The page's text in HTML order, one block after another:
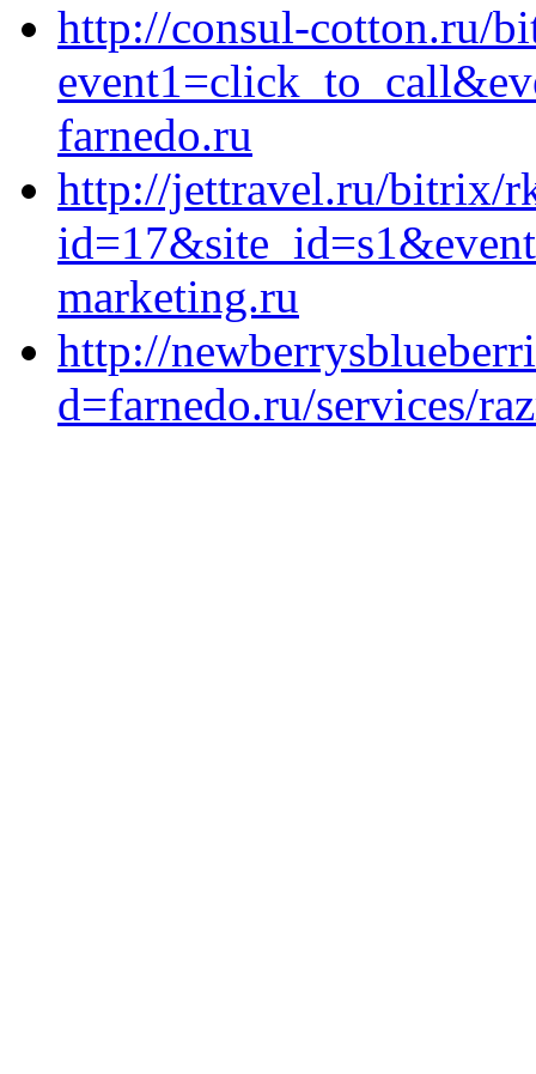
http://consul-cotton.ru/
farnedo.ru
http://jettravel.ru/bitrix/
marketing.ru
http://
d=farnedo.ru/services/